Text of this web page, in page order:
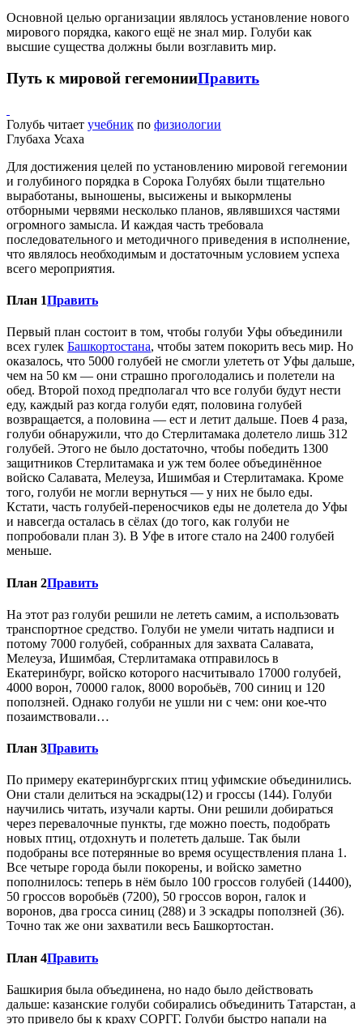
Основной целью организации являлось установление нового
мирового порядка, какого ещё не знал мир. Голуби как
высшие существа должны были возглавить мир.
Путь к мировой гегемонииПравить
Голубь читает учебник по физиологии
Глубаха Усаха
Для достижения целей по установлению мировой гегемонии
и голубиного порядка в Сорока Голубях были тщательно
выработаны, выношены, высижены и выкормлены
отборными червями несколько планов, являвшихся частями
огромного замысла. И каждая часть требовала
последовательного и методичного приведения в исполнение,
что являлось необходимым и достаточным условием успеха
всего мероприятия.
План 1Править
Первый план состоит в том, чтобы голуби Уфы объединили
всех гулек Башкортостана, чтобы затем покорить весь мир. Но
оказалось, что 5000 голубей не смогли улететь от Уфы дальше,
чем на 50 км — они страшно проголодались и полетели на
обед. Второй поход предполагал что все голуби будут нести
еду, каждый раз когда голуби едят, половина голубей
возвращается, а половина — ест и летит дальше. Поев 4 раза,
голуби обнаружили, что до Стерлитамака долетело лишь 312
голубей. Этого не было достаточно, чтобы победить 1300
защитников Стерлитамака и уж тем более объединённое
войско Салавата, Мелеуза, Ишимбая и Стерлитамака. Кроме
того, голуби не могли вернуться — у них не было еды.
Кстати, часть голубей-переносчиков еды не долетела до Уфы
и навсегда осталась в сёлах (до того, как голуби не
попробовали план 3). В Уфе в итоге стало на 2400 голубей
меньше.
План 2Править
На этот раз голуби решили не лететь самим, а использовать
транспортное средство. Голуби не умели читать надписи и
потому 7000 голубей, собранных для захвата Салавата,
Мелеуза, Ишимбая, Стерлитамака отправилось в
Екатеринбург, войско которого насчитывало 17000 голубей,
4000 ворон, 70000 галок, 8000 воробьёв, 700 синиц и 120
поползней. Однако голуби не ушли ни с чем: они кое-что
позаимствовали…
План 3Править
По примеру екатеринбургских птиц уфимские объединились.
Они стали делиться на эскадры(12) и гроссы (144). Голуби
научились читать, изучали карты. Они решили добираться
через перевалочные пункты, где можно поесть, подобрать
новых птиц, отдохнуть и полететь дальше. Так были
подобраны все потерянные во время осуществления плана 1.
Все четыре города были покорены, и войско заметно
пополнилось: теперь в нём было 100 гроссов голубей (14400),
50 гроссов воробьёв (7200), 50 гроссов ворон, галок и
воронов, два гросса синиц (288) и 3 эскадры поползней (36).
Точно так же они захватили весь Башкортостан.
План 4Править
Башкирия была объединена, но надо было действовать
дальше: казанские голуби собирались объединить Татарстан, а
это привело бы к краху СОРГГ. Голуби быстро напали на